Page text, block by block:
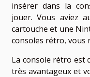
insérer dans la
jouer. Vous aviez
cartouche et une
consoles rétro, vous
La console rétro est
très avantageux et